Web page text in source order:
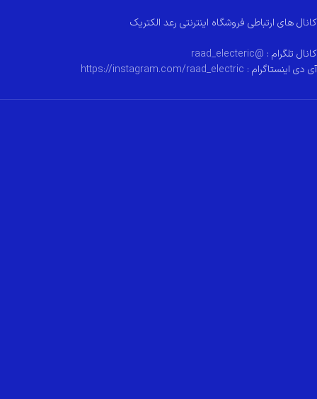
کانال های ارتباطی فروشگاه اینترنتی رعد الکتریک
کانال تلگرام : @raad_electeric
آی دی اینستاگرام : https://instagram.com/raad_electric